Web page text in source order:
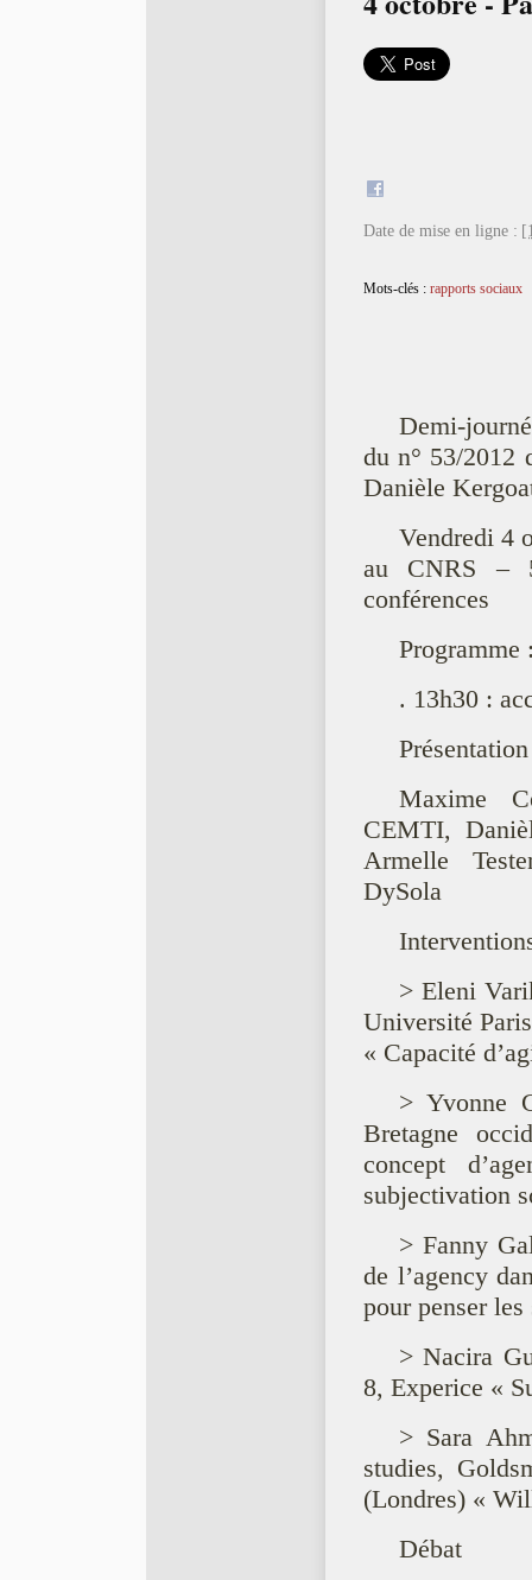
Date de mise en ligne :
Mots-clés : rapports sociaux
Demi-
du n° 53/2012
Danièle
Vendredi 4
au CNRS –
conférences
Programme
. 13h30 :
Présentation
Maxime
CEMTI,
Armelle
DySola
> Eleni
Université
« Capacité
> Yvonne
Bretagne
concept
subjectivation
> Fanny
de l’agency
pour penser les
> Nacira
8, Experice «
> Sara
studies,
(Londres) «
Débat